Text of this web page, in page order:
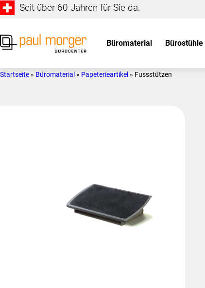
Zur
springen
Skip
main
Seit über 60 Jahren für Sie da.
Morger
individuell
Büromaterial Bürostühle
Startseite » Büromaterial » Papeterieartikel » Fussstützen